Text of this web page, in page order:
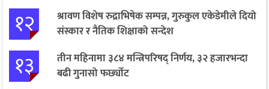
१२
श्रावण विशेष रुद्राभिषेक सम्पन्न, गुरुकुल एकेडेमीले दियो
संस्कार र नैतिक शिक्षाको सन्देश
१३
तीन महिनामा ३८४ मन्त्रिपरिषद् निर्णय, ३२ हजारभन्दा
बढी गुनासो फर्छ्योट